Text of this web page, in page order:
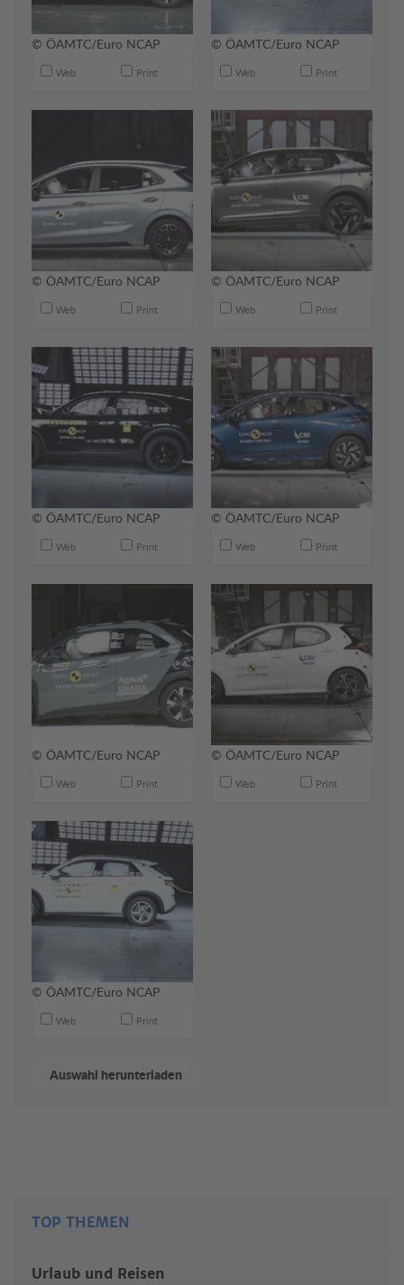
© ÖAMTC/Euro NCAP
Web Print
© ÖAMTC/Euro NCAP
Web Print
© ÖAMTC/Euro NCAP
Web Print
© ÖAMTC/Euro NCAP
Web Print
© ÖAMTC/Euro NCAP
Web Print
© ÖAMTC/Euro NCAP
Web Print
© ÖAMTC/Euro NCAP
Web Print
© ÖAMTC/Euro NCAP
Web Print
© ÖAMTC/Euro NCAP
Web Print
TOP THEMEN
Urlaub und Reisen